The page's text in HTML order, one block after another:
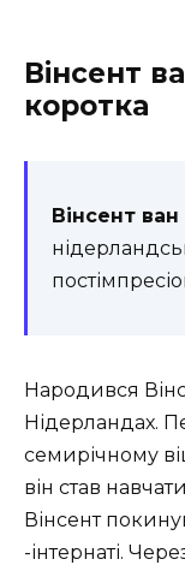
Вінсент
коротка
Вінсент ван
Народився
Нідерландах.
семирічному
він став
Вінсент
-інтернаті.